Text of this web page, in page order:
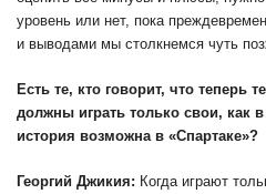
уровень или нет, пока
и выводами мы столкнемся чуть
Есть те, кто говорит, что теперь
должны играть только свои, как
история возможна в «Спартаке»?
Георгий Джикия: Когда играют